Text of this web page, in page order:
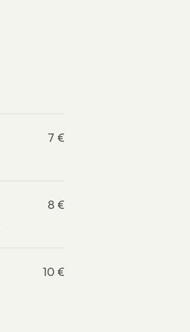
7 €
8 €
10 €